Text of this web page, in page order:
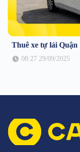
Thuê xe tự lái Quận
08:27 29/09/2025